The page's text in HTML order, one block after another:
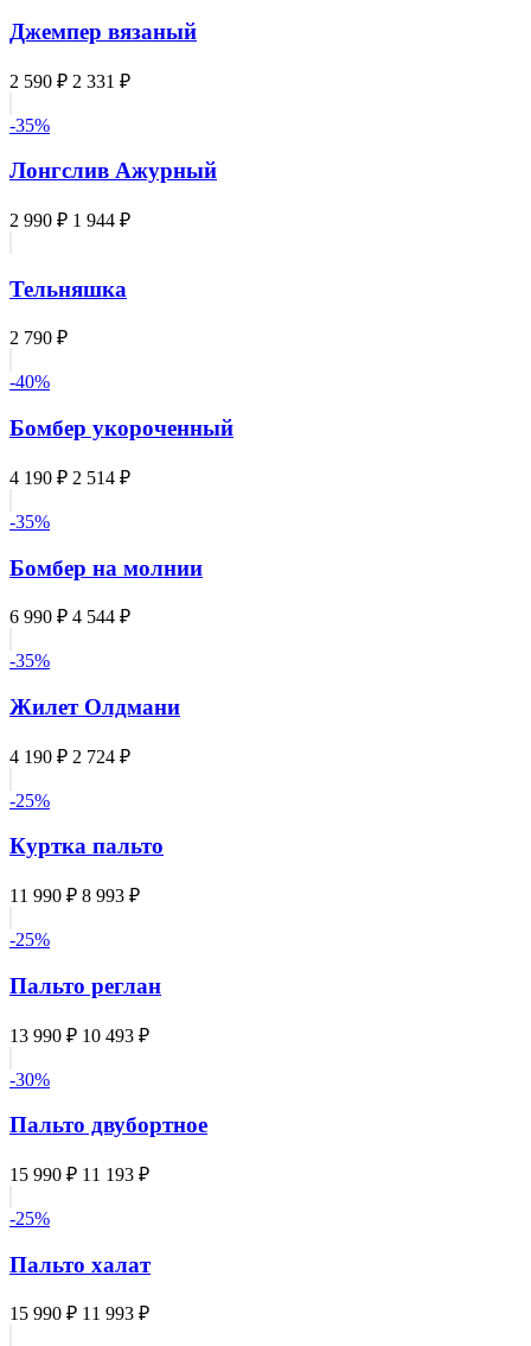
Джемпер вязаный
2 590 ₽ 2 331 ₽
-35%
Лонгслив Ажурный
2 990 ₽ 1 944 ₽
Тельняшка
2 790 ₽
-40%
Бомбер укороченный
4 190 ₽ 2 514 ₽
-35%
Бомбер на молнии
6 990 ₽ 4 544 ₽
-35%
Жилет Олдмани
4 190 ₽ 2 724 ₽
-25%
Куртка пальто
11 990 ₽ 8 993 ₽
-25%
Пальто реглан
13 990 ₽ 10 493 ₽
-30%
Пальто двубортное
15 990 ₽ 11 193 ₽
-25%
Пальто халат
15 990 ₽ 11 993 ₽